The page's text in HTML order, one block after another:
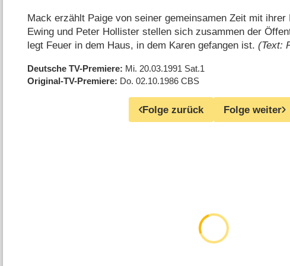
Mack erzählt Paige von seiner gemeinsamen Zeit mit ihrer
Ewing und Peter Hollister stellen sich zusammen der
legt Feuer in dem Haus, in dem Karen gefangen ist.(Text:
Deutsche TV-Premiere Mi. 20.03.1991 Sat.1
Original-TV-Premiere Do. 02.10.1986 CBS
Folge zurück Folge weiter